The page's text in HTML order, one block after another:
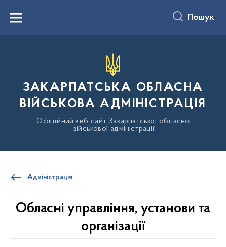
вмістуMenu Пошук
ЗАКАРПАТСЬКА ОБЛАСНА
ВІЙСЬКОВА АДМІНІСТРАЦІЯ
Офіційний веб-сайт Закарпатської обласної
військової адміністрації
Адміністрація
Обласні управління, установи та
організації